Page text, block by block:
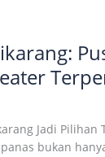
Jadi Pilihan
bukan